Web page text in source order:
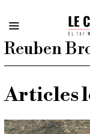
Reuben
Articles